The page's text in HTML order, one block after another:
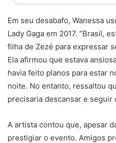
Em seu desabafo, Wanessa
Lady Gaga em 2017. “Brasil,
filha de Zezé para expressar
Ela afirmou que estava
havia feito planos para estar
noite. No entanto, ressaltou
precisaria descansar e
A artista contou que, apesar
prestigiar o evento. Amigos